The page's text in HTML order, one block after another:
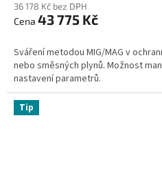
36 178 Kč bez DPH
43 775 Kč
Sváření metodou MIG/MAG v
nebo směsných plynů. Možnost
nastavení parametrů.
Tip